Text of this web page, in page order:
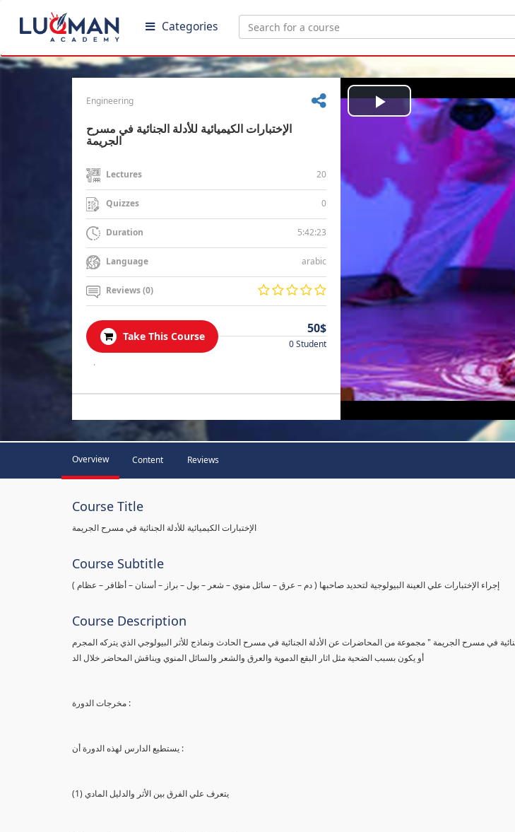
Categories
Engineering
الإختبارات الكيميائية للأدلة الجنائية في مسرح
الجريمة
Lectures 20
Quizzes 0
Duration 5:42:23
Language arabic
Reviews (0)
Take This Course
50$
0 Student
.
Play
Video
Overview Content Reviews
Course Title
الإختبارات الكيميائية للأدلة الجنائية في مسرح الجريمة
Course Subtitle
( إجراء الإختبارات علي العينة البيولوجية لتحديد صاحبها ( دم – عرق – سائل منوي – شعر – بول – براز – أسنان – أظافر – عظام
Course Description
الجنائية في مسرح الجريمة " مجموعة من المحاضرات عن الأدلة الجنائية في مسرح الحادث ونماذج للأثر البيولوجي الذي يتركه المجرم
أو يكون بسبب الضحية مثل اثار البقع الدموية والعرق والشعر والسائل المنوي ويناقش المحاضر خلال الد
مخرجات الدورة :
يستطيع الدارس لهذه الدورة أن :
(1) يتعرف علي الفرق بين الأثر والدليل المادي